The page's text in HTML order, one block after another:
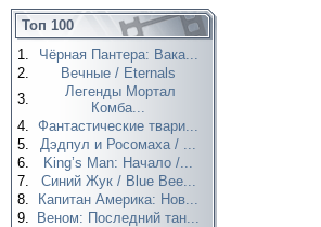
Топ 100
1.
Чёрная Пантера: Вака...
2.
Вечные / Eternals
3.
Легенды Мортал
Комба...
4. Фантастические твари...
5.
Дэдпул и Росомаха / ...
6.
King’s Man: Начало /...
7.
Синий Жук / Blue Bee...
8.
Капитан Америка: Нов...
9.
Веном: Последний тан...